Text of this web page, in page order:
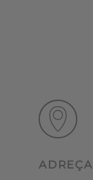
ADREÇA